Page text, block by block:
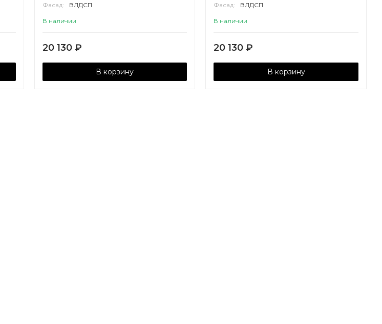
Фасад:
ВЛДСП
В наличии
20 130 ₽
В корзину
Фасад:
ВЛДСП
В наличии
20 130₽
В корзину